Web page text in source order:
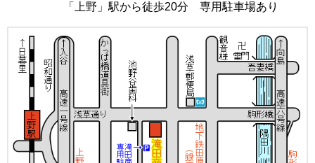
「上野」駅から徒歩20分 専用駐車場あり